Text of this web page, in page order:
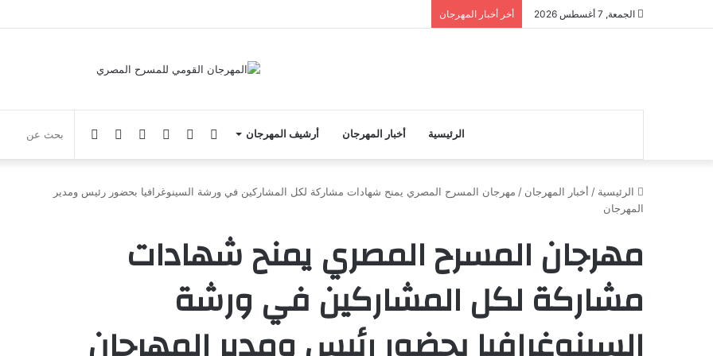
الجمعة, 7 أغسطس 2026 أخر أخبار المهرجان
الرئيسية أخبار المهرجان أرشيف المهرجان الوضع‏Googleانستقرام يوتيوبفيسبوك
الرئيسية / أخبار المهرجان / مهرجان المسرح المصري يمنح شهادات مشاركة لكل المشاركين في ورشة السينوغرافيا بحضور رئيس ومدير
المهرجان
مهرجان المسرح المصري يمنح شهادات
مشاركة لكل المشاركين في ورشة